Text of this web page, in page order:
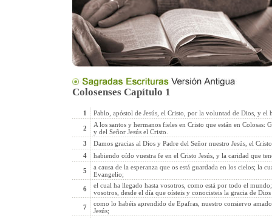
Colosenses Capítulo 1
1 Pablo, apóstol de Jesús, el Cristo, por la voluntad de Dios, y el
2
A los santos y hermanos fieles en Cristo que están en Colosas:
y del Señor Jesús el Cristo.
3
Damos gracias al Dios y Padre del Señor nuestro Jesús, el
4
habiendo oído vuestra fe en el Cristo Jesús, y la caridad que
5
a causa de la esperanza que os está guardada en los cielos; la
Evangelio;
6
el cual ha llegado hasta vosotros, como está por todo el
vosotros, desde el día que oísteis y conocisteis la gracia de
7
como lo habéis aprendido de Epafras, nuestro consiervo
Jesús;